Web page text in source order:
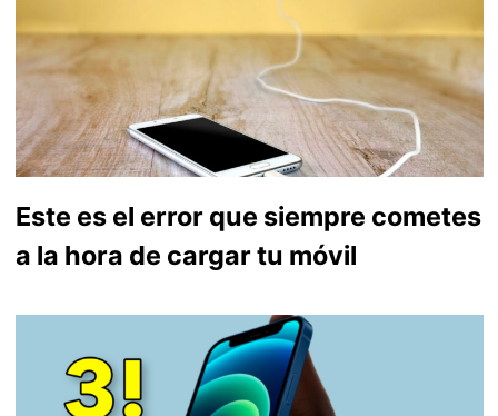
Este es el error que siempre cometes
a la hora de cargar tu móvil